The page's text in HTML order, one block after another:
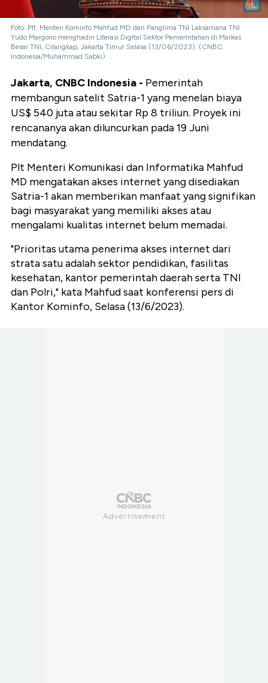
Foto: Plt. Menteri Kominfo Mahfud MD dan Panglima TNI Laksamana TNI
Yudo Margono menghadiri Literasi Digital Sektor Pemerintahan di Markas
Besar TNI, Cilangkap, Jakarta Timur Selasa (13/06/2023). (CNBC
Indonesia/Muhammad Sabki)
Jakarta, CNBC Indonesia - Pemerintah
membangun satelit Satria-1 yang menelan biaya
US$ 540 juta atau sekitar Rp 8 triliun. Proyek ini
rencananya akan diluncurkan pada 19 Juni
mendatang.
Plt Menteri Komunikasi dan Informatika Mahfud
MD mengatakan akses internet yang disediakan
Satria-1 akan memberikan manfaat yang signifikan
bagi masyarakat yang memiliki akses atau
mengalami kualitas internet belum memadai.
"Prioritas utama penerima akses internet dari
strata satu adalah sektor pendidikan, fasilitas
kesehatan, kantor pemerintah daerah serta TNI
dan Polri," kata Mahfud saat konferensi pers di
Kantor Kominfo, Selasa (13/6/2023).